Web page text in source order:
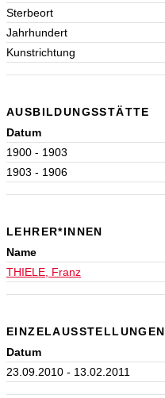
Sterbeort
Jahrhundert
Kunstrichtung
AUSBILDUNGSSTÄTTE
Datum
1900 - 1903
1903 - 1906
LEHRER*INNEN
Name
THIELE, Franz
EINZELAUSSTELLUNGEN
Datum
23.09.2010 - 13.02.2011